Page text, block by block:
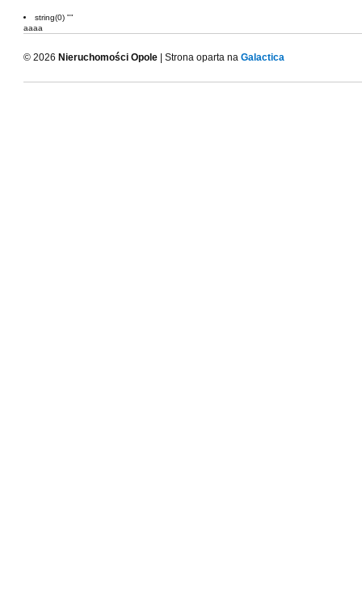
string(0) ""
aaaa
© 2026 Nieruchomości Opole | Strona oparta na Galactica